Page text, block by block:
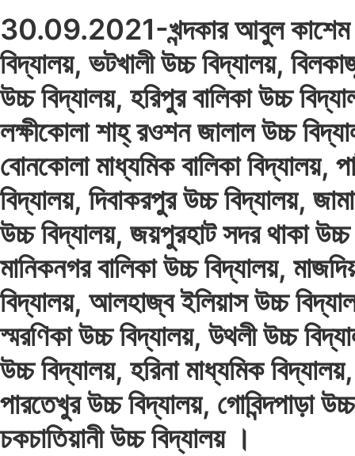
30.09.2021-খন্দকার আবুল কাশেম
বিদ্যালয়, ভটখালী উচ্চ বিদ্যালয়,
উচ্চ বিদ্যালয়, হরিপুর বালিকা উচ্চ
লক্ষীকোলা শাহ্ রওশন জালাল উচ্চ
বোনকোলা মাধ্যমিক বালিকা বিদ্যালয়,
বিদ্যালয়, দিবাকরপুর উচ্চ বিদ্যালয়,
উচ্চ বিদ্যালয়, জয়পুরহাট সদর থাকা উচ্চ
মানিকনগর বালিকা উচ্চ বিদ্যালয়,
বিদ্যালয়, আলহাজ্ব ইলিয়াস উচ্চ
স্মরণিকা উচ্চ বিদ্যালয়, উথলী উচ্চ
উচ্চ বিদ্যালয়, হরিনা মাধ্যমিক
পারতেখুর উচ্চ বিদ্যালয়, গোবিন্দপাড়া
চকচাতিয়ানী উচ্চ বিদ্যালয় ।